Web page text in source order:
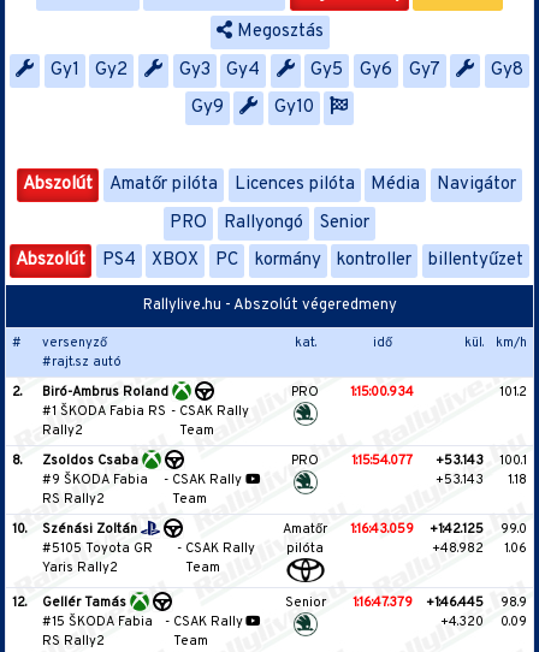
Megosztás
Gy1
Gy2 Gy3 Gy4 Gy5 Gy6 Gy7
Gy8
Gy9
Gy10
Abszolút Amatőr pilóta Licences pilóta Média
Navigátor
PRO
Rallyongó
Senior
Abszolút
PS4 XBOX PC kormány kontroller billentyűzet
Rallylive.hu - Abszolút végeredmeny
#
versenyző
#rajt.sz autó
kat. idő kül. km/h
2.
Biró-Ambrus Roland
#1 ŠKODA Fabia RS
Rally2
- CSAK Rally
Team
PRO 1:15:00.934 101.2
8.
Zsoldos Csaba
#9 ŠKODA Fabia
RS Rally2
- CSAK Rally
Team
PRO 1:15:54.077
+53.143
+53.143
100.1
1.18
10.
Szénási Zoltán
#5105 Toyota GR
Yaris Rally2
- CSAK Rally
Team
Amatőr
pilóta
1:16:43.059
+1:42.125
+48.982
99.0
1.06
12.
Gellér Tamás
#15 ŠKODA Fabia
RS Rally2
- CSAK Rally
Team
Senior 1:16:47.379
+1:46.445
+4.320
98.9
0.09